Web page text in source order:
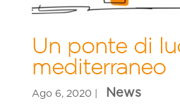
Un ponte di
mediterraneo